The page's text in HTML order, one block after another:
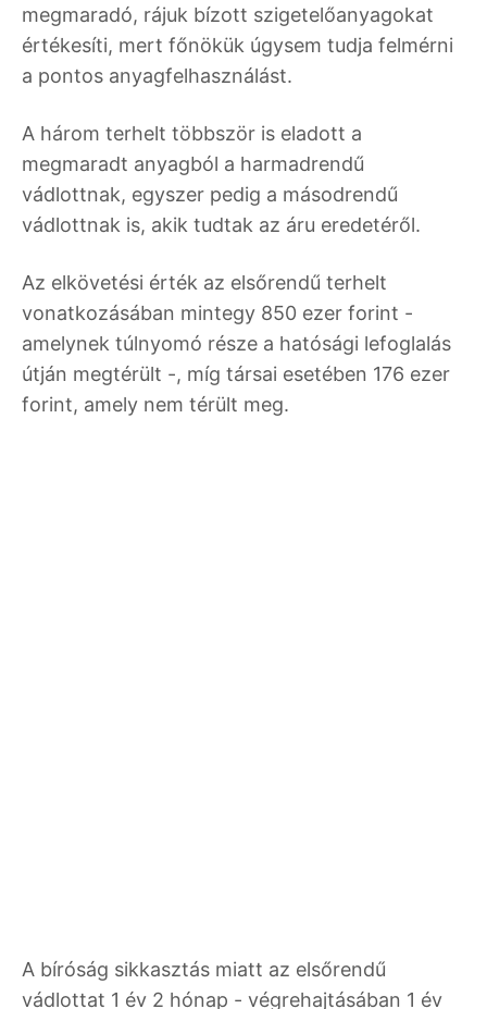
megmaradó, rájuk bízott szigetelőanyagokat
értékesíti, mert főnökük úgysem tudja felmérni
a pontos anyagfelhasználást.
A három terhelt többször is eladott a
megmaradt anyagból a harmadrendű
vádlottnak, egyszer pedig a másodrendű
vádlottnak is, akik tudtak az áru eredetéről.
Az elkövetési érték az elsőrendű terhelt
vonatkozásában mintegy 850 ezer forint -
amelynek túlnyomó része a hatósági lefoglalás
útján megtérült -, míg társai esetében 176 ezer
forint, amely nem térült meg.
A bíróság sikkasztás miatt az elsőrendű
vádlottat 1 év 2 hónap - végrehajtásában 1 év